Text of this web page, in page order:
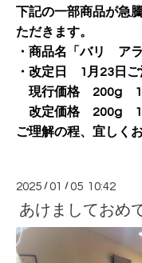
下記の一部商品が急
ただきます。
・商品名「バリ ア
・改定日 1月23日ご
現行価格 200g
改定価格 200g
ご理解の程、宜しく
2025 /01 /05 10:42
あけましておめ